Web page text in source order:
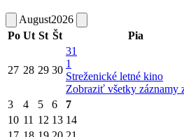
August2026
Po Ut St Št Pia
27 28 29 30
31
1
Streženické letné kino
Zobraziť všetky záznamy
3 4 5 6 7
10 11 12 13 14